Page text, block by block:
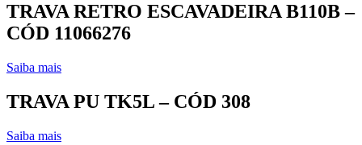
TRAVA RETRO ESCAVADEIRA B110B –
CÓD 11066276
Saiba mais
TRAVA PU TK5L – CÓD 308
Saiba mais